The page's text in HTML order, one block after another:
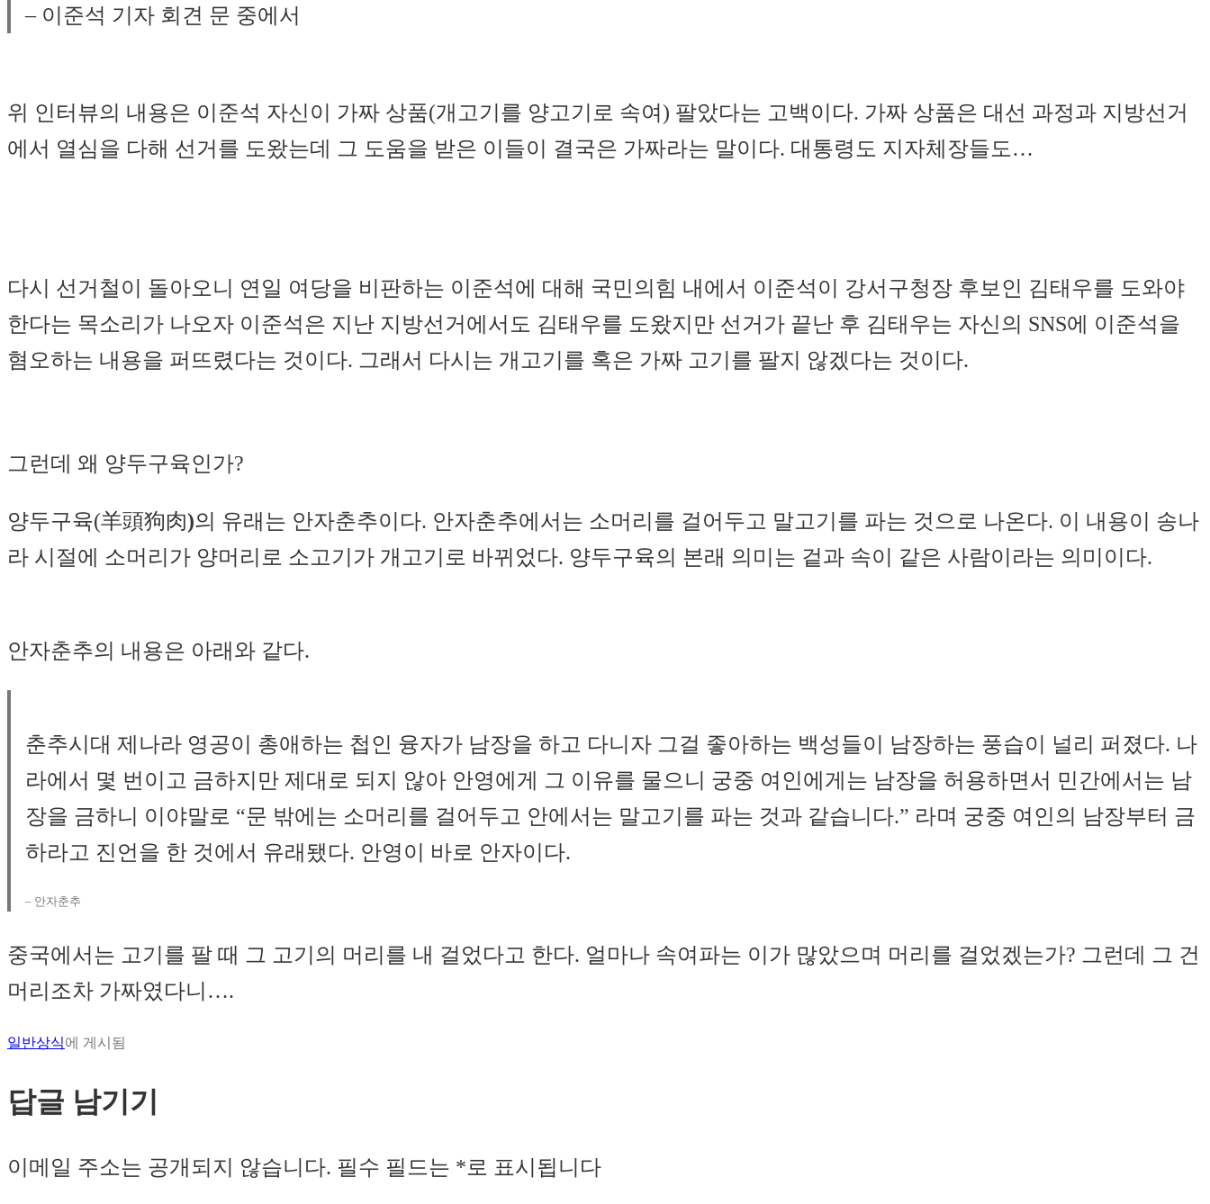
– 이준석 기자 회견 문 중에서
위 인터뷰의 내용은 이준석 자신이 가짜 상품(개고기를 양고기로 속여) 팔았다는 고백이다. 가짜 상품은 대선 과정과 지방선거
에서 열심을 다해 선거를 도왔는데 그 도움을 받은 이들이 결국은 가짜라는 말이다. 대통령도 지자체장들도…
다시 선거철이 돌아오니 연일 여당을 비판하는 이준석에 대해 국민의힘 내에서 이준석이 강서구청장 후보인 김태우를 도와야
한다는 목소리가 나오자 이준석은 지난 지방선거에서도 김태우를 도왔지만 선거가 끝난 후 김태우는 자신의 SNS에 이준석을
혐오하는 내용을 퍼뜨렸다는 것이다. 그래서 다시는 개고기를 혹은 가짜 고기를 팔지 않겠다는 것이다.
그런데 왜 양두구육인가?
양두구육(羊頭狗肉)의 유래는 안자춘추이다. 안자춘추에서는 소머리를 걸어두고 말고기를 파는 것으로 나온다. 이 내용이 송나
라 시절에 소머리가 양머리로 소고기가 개고기로 바뀌었다. 양두구육의 본래 의미는 겉과 속이 같은 사람이라는 의미이다.
안자춘추의 내용은 아래와 같다.
춘추시대 제나라 영공이 총애하는 첩인 융자가 남장을 하고 다니자 그걸 좋아하는 백성들이 남장하는 풍습이 널리 퍼졌다. 나
라에서 몇 번이고 금하지만 제대로 되지 않아 안영에게 그 이유를 물으니 궁중 여인에게는 남장을 허용하면서 민간에서는 남
장을 금하니 이야말로 “문 밖에는 소머리를 걸어두고 안에서는 말고기를 파는 것과 같습니다.” 라며 궁중 여인의 남장부터 금
하라고 진언을 한 것에서 유래됐다. 안영이 바로 안자이다.
– 안자춘추
중국에서는 고기를 팔 때 그 고기의 머리를 내 걸었다고 한다. 얼마나 속여파는 이가 많았으며 머리를 걸었겠는가? 그런데 그 건
머리조차 가짜였다니….
일반상식에 게시됨
답글 남기기
이메일 주소는 공개되지 않습니다. 필수 필드는 *로 표시됩니다